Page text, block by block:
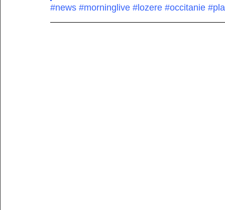
#news #morninglive #lozere #occitanie